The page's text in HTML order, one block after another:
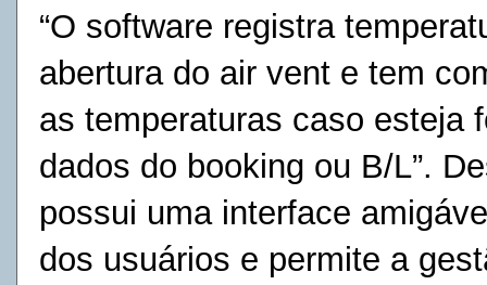
“O software registra
abertura do air vent e tem
as temperaturas caso esteja
dados do booking ou B/L”.
possui uma interface
dos usuários e permite a